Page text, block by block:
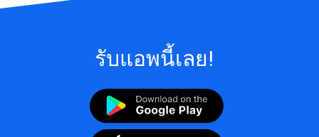
รับแอพนี้เลย!